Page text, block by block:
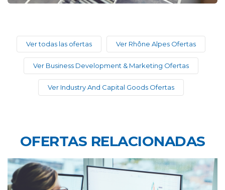
Ver todas las ofertas Ver Rhône Alpes Ofertas
Ver Business Development & Marketing Ofertas
Ver Industry And Capital Goods Ofertas
OFERTAS RELACIONADAS